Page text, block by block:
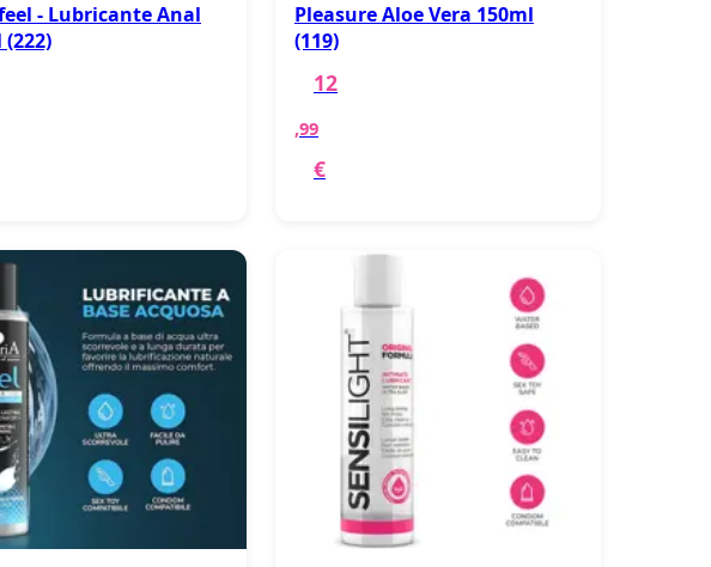
- Lubricante Anal
(222)
Pleasure Aloe Vera 150ml
(119)
12
,99
€